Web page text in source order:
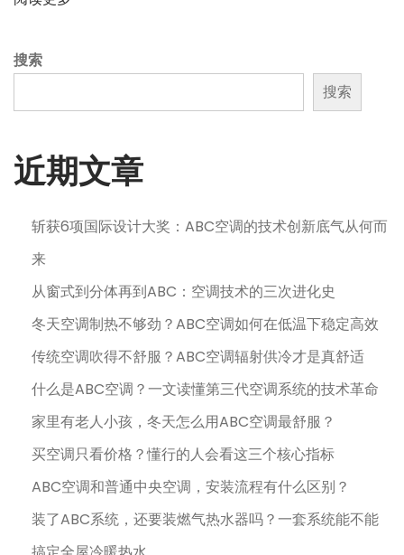
维
构
调
搜索
搜索
近期文章
斩获6项国际设计大奖：ABC空调的技术创新底气从何而
来
从窗式到分体再到ABC：空调技术的三次进化史
冬天空调制热不够劲？ABC空调如何在低温下稳定高效
传统空调吹得不舒服？ABC空调辐射供冷才是真舒适
什么是ABC空调？一文读懂第三代空调系统的技术革命
家里有老人小孩，冬天怎么用ABC空调最舒服？
买空调只看价格？懂行的人会看这三个核心指标
ABC空调和普通中央空调，安装流程有什么区别？
装了ABC系统，还要装燃气热水器吗？一套系统能不能